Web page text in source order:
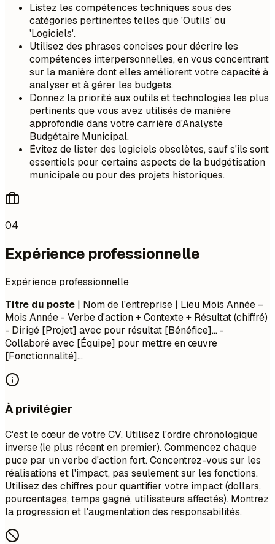
Listez les compétences techniques sous des
catégories pertinentes telles que 'Outils' ou
'Logiciels'.
Utilisez des phrases concises pour décrire les
compétences interpersonnelles, en vous concentrant
sur la manière dont elles améliorent votre capacité à
analyser et à gérer les budgets.
Donnez la priorité aux outils et technologies les plus
pertinents que vous avez utilisés de manière
approfondie dans votre carrière d'Analyste
Budgétaire Municipal.
Évitez de lister des logiciels obsolètes, sauf s'ils sont
essentiels pour certains aspects de la budgétisation
municipale ou pour des projets historiques.
04
Expérience professionnelle
Expérience professionnelle
Titre du poste | Nom de l'entreprise | Lieu Mois Année –
Mois Année - Verbe d'action + Contexte + Résultat (chiffré)
- Dirigé [Projet] avec pour résultat [Bénéfice]... -
Collaboré avec [Équipe] pour mettre en œuvre
[Fonctionnalité]...
À privilégier
C'est le cœur de votre CV. Utilisez l'ordre chronologique
inverse (le plus récent en premier). Commencez chaque
puce par un verbe d'action fort. Concentrez-vous sur les
réalisations et l'impact, pas seulement sur les fonctions.
Utilisez des chiffres pour quantifier votre impact (dollars,
pourcentages, temps gagné, utilisateurs affectés). Montrez
la progression et l'augmentation des responsabilités.